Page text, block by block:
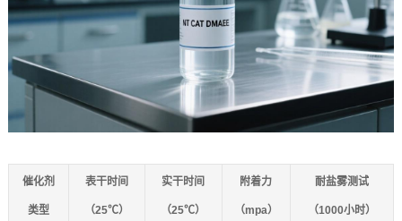
催化剂
类型
表干时间
（25℃）
实干时间
（25℃）
附着力
（mpa）
耐盐雾测试
（1000小时）